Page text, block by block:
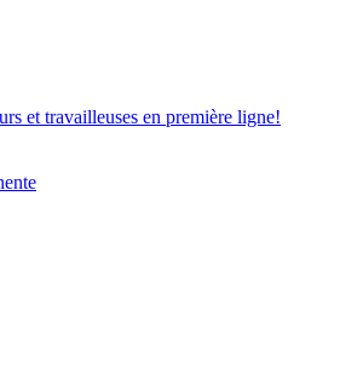
et travailleuses en première ligne!